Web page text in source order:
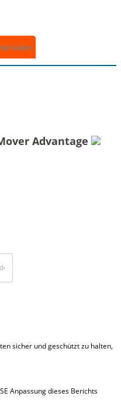
Advantage
sicher und geschützt zu halten,
Anpassung dieses Berichts